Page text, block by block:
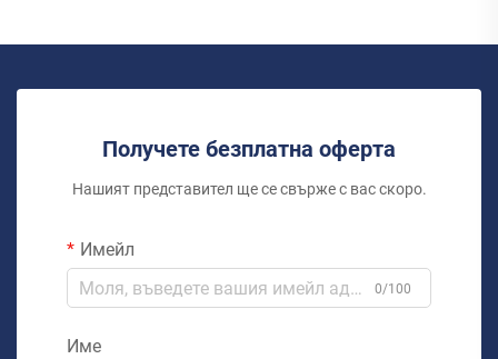
Получете безплатна оферта
Нашият представител ще се свърже с вас скоро.
Имейл
0/100
Име